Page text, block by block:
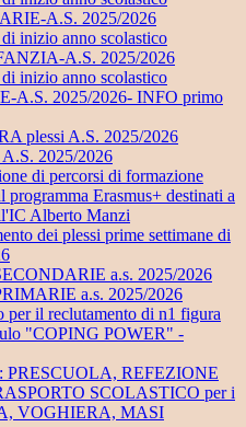
A.S. 2025/2026
inizio anno scolastico
A.S. 2025/2026
inizio anno scolastico
A.S. 2025/2026- INFO primo
plessi A.S. 2025/2026
2025/2026
di percorsi di formazione
programma Erasmus+ destinati a
Alberto Manzi
dei plessi prime settimane di
a.s. 2025/2026
a.s. 2025/2026
per il reclutamento di n1 figura
"COPING POWER" -
PRESCUOLA, REFEZIONE
SCOLASTICO per i
VOGHIERA, MASI